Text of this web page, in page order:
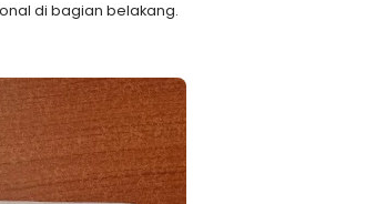
di bagian belakang.